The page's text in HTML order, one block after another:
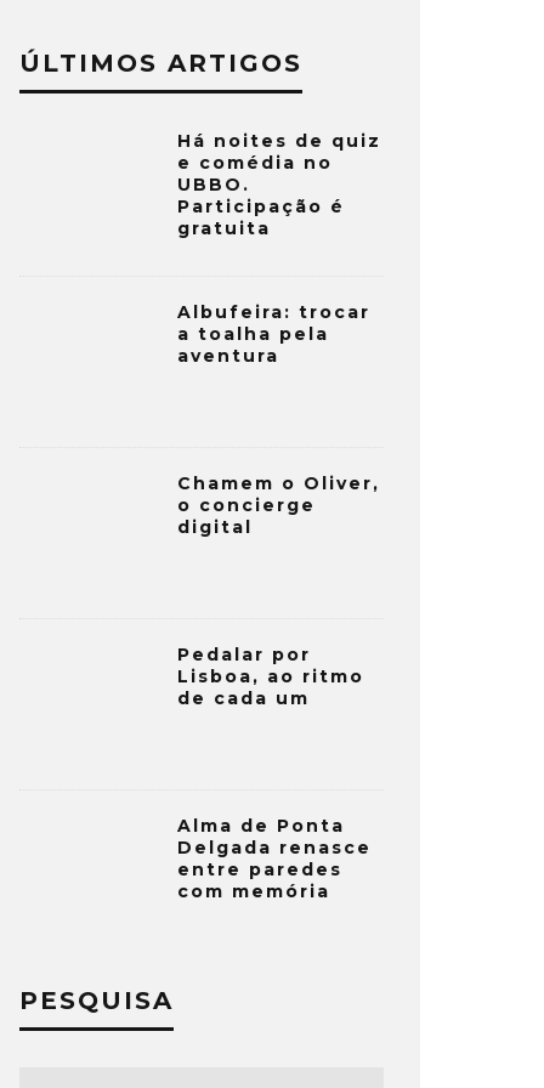
ÚLTIMOS ARTIGOS
Há noites de quiz
e comédia no
UBBO.
Participação é
gratuita
Albufeira: trocar
a toalha pela
aventura
Chamem o Oliver,
o concierge
digital
Pedalar por
Lisboa, ao ritmo
de cada um
Alma de Ponta
Delgada renasce
entre paredes
com memória
PESQUISA